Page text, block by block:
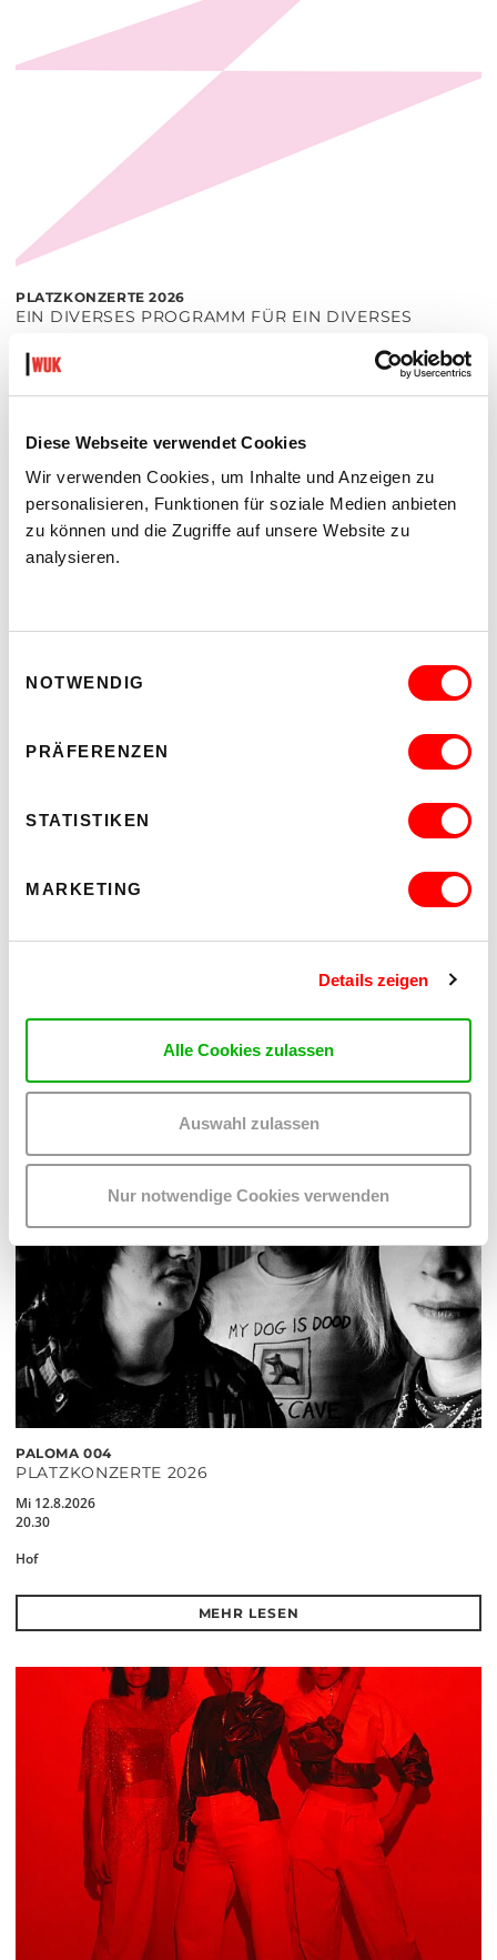
Diese Webseite verwendet Cookies
Wir verwenden Cookies, um Inhalte und Anzeigen zu
personalisieren, Funktionen für soziale Medien anbieten
zu können und die Zugriffe auf unsere Website zu
analysieren.
NOTWENDIG
PRÄFERENZEN
STATISTIKEN
MARKETING
Details zeigen
Alle Cookies zulassen
Auswahl zulassen
Nur notwendige Cookies verwenden
PLATZKONZERTE 2026
EIN DIVERSES PROGRAMM FÜR EIN DIVERSES
Di 11.8.2026 - Do 27.8.2026
MEHR LESEN
DER TÄUBLING
Di 11.8.2026
MEHR LESEN
PALOMA 004
PLATZKONZERTE 2026
Mi 12.8.2026
20.30
Hof
MEHR LESEN